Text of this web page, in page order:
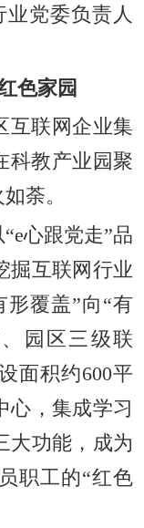
党委负责人
色家园
互联网企业集
科教产业园聚
荼。
心跟党走”品
掘互联网行业
覆盖”向“有
园区三级联
面积约600平
心，集成学习
大功能，成为
职工的“红色